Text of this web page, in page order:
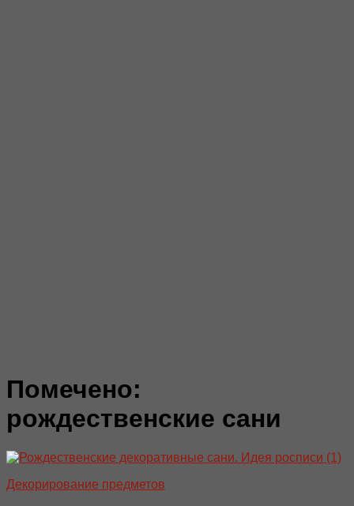
Помечено:
рождественские сани
Декорирование предметов